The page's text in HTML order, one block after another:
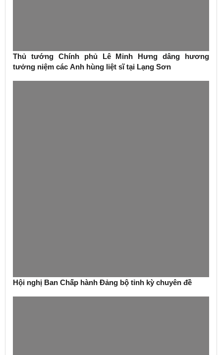
Thủ tướng Chính phủ Lê Minh Hưng dâng hương
tưởng niệm các Anh hùng liệt sĩ tại Lạng Sơn
Hội nghị Ban Chấp hành Đảng bộ tỉnh kỳ chuyên đề